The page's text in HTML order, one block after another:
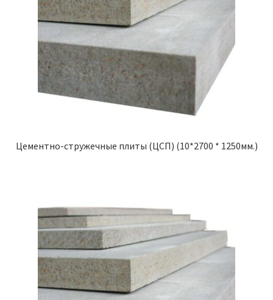
Цементно-стружечные плиты (ЦСП) (10*2700 * 1250мм.)